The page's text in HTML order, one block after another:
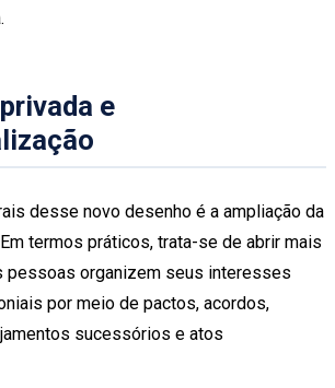
e
desse novo desenho é a ampliação da
termos práticos, trata-se de abrir mais
pessoas organizem seus interesses
por meio de pactos, acordos,
sucessórios e atos